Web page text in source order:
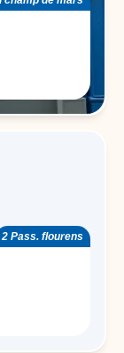
2 Pass. flourens